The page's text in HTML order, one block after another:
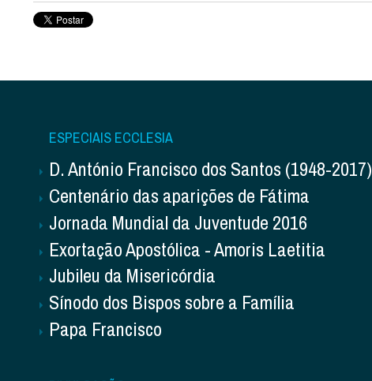
ESPECIAIS ECCLESIA
D. António Francisco dos Santos (1948-2017)
Centenário das aparições de Fátima
Jornada Mundial da Juventude 2016
Exortação Apostólica - Amoris Laetitia
Jubileu da Misericórdia
Sínodo dos Bispos sobre a Família
Papa Francisco